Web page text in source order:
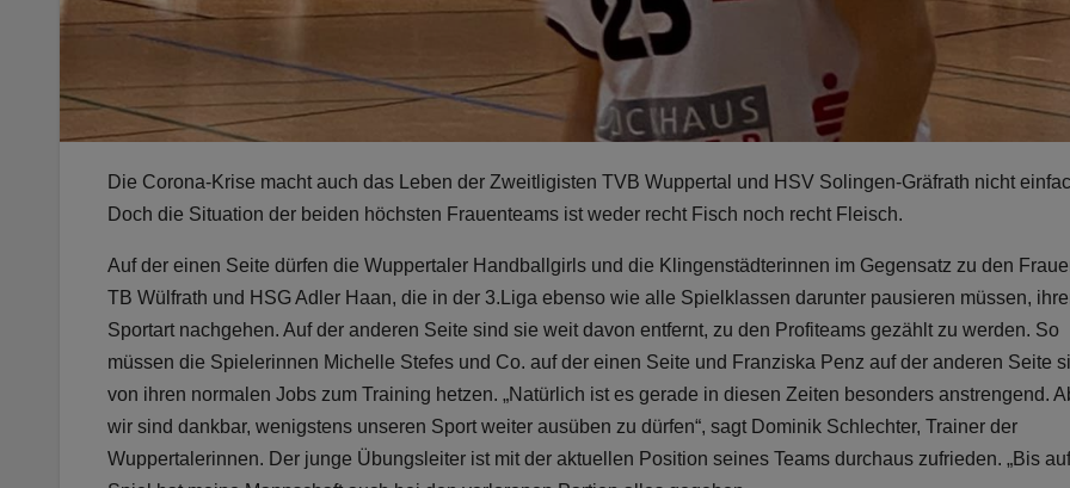
Die Corona-Krise macht auch das Leben der Zweitligisten TVB Wuppertal und HSV Solingen-Gräfrath nicht
Doch die Situation der beiden höchsten Frauenteams ist weder recht Fisch noch recht Fleisch.
Auf der einen Seite dürfen die Wuppertaler Handballgirls und die Klingenstädterinnen im Gegensatz zu den
TB Wülfrath und HSG Adler Haan, die in der 3.Liga ebenso wie alle Spielklassen darunter pausieren müssen,
Sportart nachgehen. Auf der anderen Seite sind sie weit davon entfernt, zu den Profiteams gezählt zu werden. So
müssen die Spielerinnen Michelle Stefes und Co. auf der einen Seite und Franziska Penz auf der anderen Seite
von ihren normalen Jobs zum Training hetzen. „Natürlich ist es gerade in diesen Zeiten besonders anstrengend.
wir sind dankbar, wenigstens unseren Sport weiter ausüben zu dürfen“, sagt Dominik Schlechter, Trainer der
Wuppertalerinnen. Der junge Übungsleiter ist mit der aktuellen Position seines Teams durchaus zufrieden. „Bis